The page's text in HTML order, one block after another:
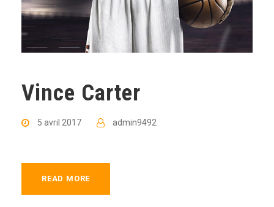
Vince Carter
5 avril 2017 admin9492
READ MORE